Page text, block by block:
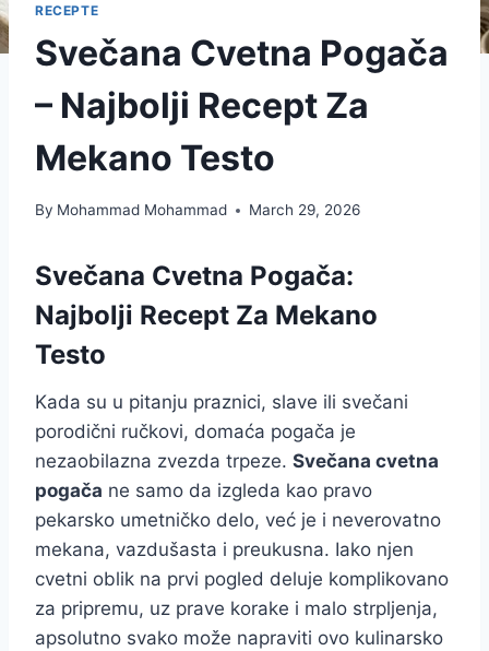
RECEPTE
Svečana Cvetna Pogača
– Najbolji Recept Za
Mekano Testo
By Mohammad Mohammad March 29, 2026
Svečana Cvetna Pogača:
Najbolji Recept Za Mekano
Testo
Kada su u pitanju praznici, slave ili svečani
porodični ručkovi, domaća pogača je
nezaobilazna zvezda trpeze. Svečana cvetna
pogača ne samo da izgleda kao pravo
pekarsko umetničko delo, već je i neverovatno
mekana, vazdušasta i preukusna. Iako njen
cvetni oblik na prvi pogled deluje komplikovano
za pripremu, uz prave korake i malo strpljenja,
apsolutno svako može napraviti ovo kulinarsko